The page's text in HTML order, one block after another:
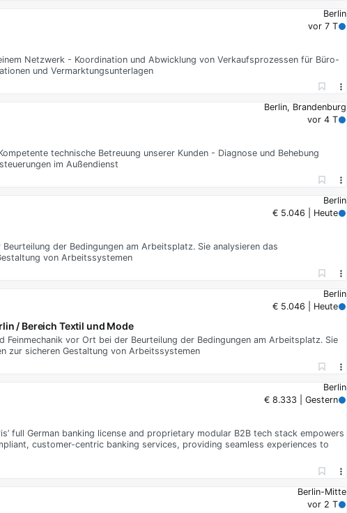
Berlin
vor 7 T
Netzwerk - Koordination und Abwicklung von Verkaufsprozessen für Büro-
und Vermarktungsunterlagen
Berlin, Brandenburg
vor 4 T
technische Betreuung unserer Kunden - Diagnose und Behebung
im Außendienst
Berlin
€ 5.046 | Heute
der Bedingungen am Arbeitsplatz. Sie analysieren das
von Arbeitssystemen
Berlin
€ 5.046 | Heute
/ Bereich Textil und Mode
vor Ort bei der Beurteilung der Bedingungen am Arbeitsplatz. Sie
zur sicheren Gestaltung von Arbeitssystemen
Berlin
€ 8.333 | Gestern
full German banking license and proprietary modular B2B tech stack empowers
customer-centric banking services, providing seamless experiences to
Berlin-Mitte
vor 2 T